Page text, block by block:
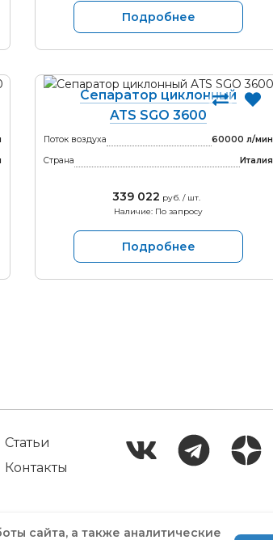
Подробнее
Сепаратор циклонный
ATS SGO 3600
Поток воздуха
60000 л/мин
Страна
Италия
339 022 руб. / шт.
Наличие: По запросу
Подробнее
Статьи
Контакты
сайта, а также аналитические